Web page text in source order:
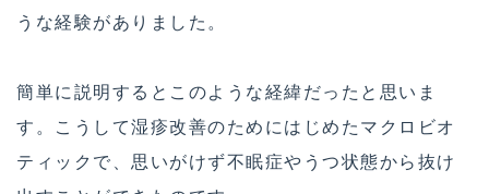
うな経験がありました。
簡単に説明するとこのような経緯だったと思いま
す。こうして湿疹改善のためにはじめたマクロビオ
ティックで、思いがけず不眠症やうつ状態から抜け